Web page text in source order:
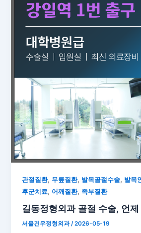
관절질환, 무릎질환, 발목골절수술, 발목
후군치료, 어깨질환, 족부질환
길동정형외과 골절 수술, 언
서울건우정형외과/2026-05-19